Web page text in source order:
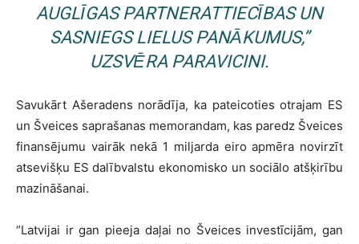
AUGLĪGAS PARTNERATTIECĪBAS UN
SASNIEGS LIELUS PANĀKUMUS,”
UZSVĒRA PARAVICINI.
Savukārt Ašeradens norādīja, ka pateicoties otrajam ES
un Šveices saprašanas memorandam, kas paredz Šveices
finansējumu vairāk nekā 1 miljarda eiro apmēra novirzīt
atsevišķu ES dalībvalstu ekonomisko un sociālo atšķirību
mazināšanai.
“Latvijai ir gan pieeja daļai no Šveices investīcijām, gan